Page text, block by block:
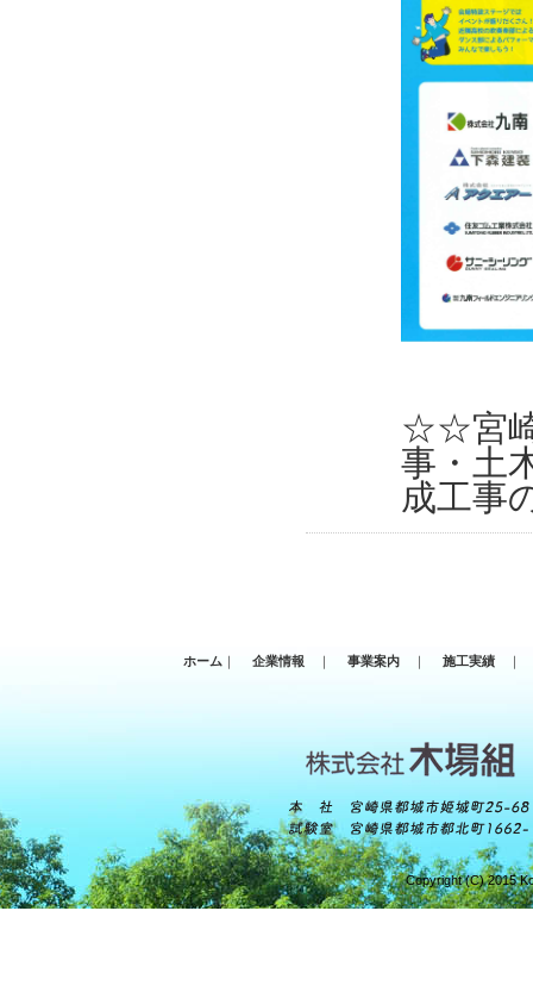
☆☆宮崎
事・土
成工事
ホーム ｜ 企業情報 ｜ 事業案内 ｜ 施工実績 ｜
Copyright (C) 2015